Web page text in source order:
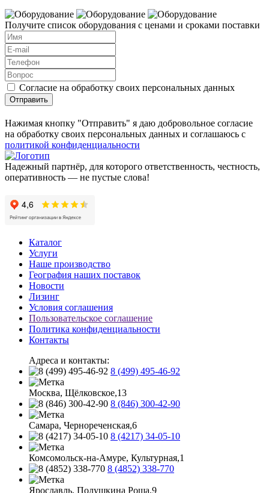
Получите список оборудования с ценами и сроками поставки
Согласие на обработку своих персональных данных
Отправить
Нажимая кнопку "Отправить" я даю добровольное согласие
на обработку своих персональных данных и соглашаюсь с
политикой конфиденциальности
Надежный партнёр, для которого ответственность, честность,
оперативность — не пустые слова!
Каталог
Услуги
Наше производство
География наших поставок
Новости
Лизинг
Условия соглашения
Пользовательское соглашение
Политика конфиденциальности
Контакты
Адреса и контакты:
8 (499) 495-46-92
Москва, Щёлковское,13
8 (846) 300-42-90
Самара, Чернореченская,6
8 (4217) 34-05-10
Комсомольск-на-Амуре, Культурная,1
8 (4852) 338-770
Ярославль, Полушкина Роща,9